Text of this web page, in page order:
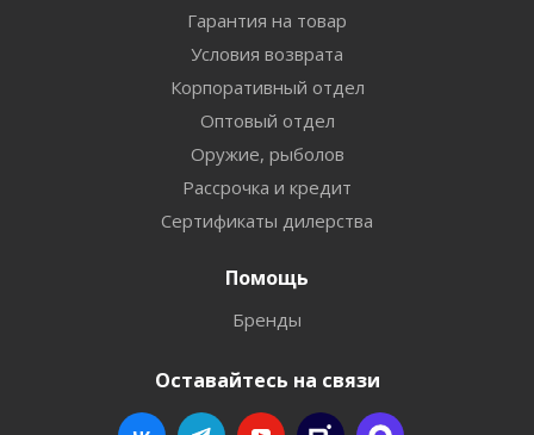
Гарантия на товар
Условия возврата
Корпоративный отдел
Оптовый отдел
Оружие, рыболов
Рассрочка и кредит
Сертификаты дилерства
Помощь
Бренды
Оставайтесь на связи